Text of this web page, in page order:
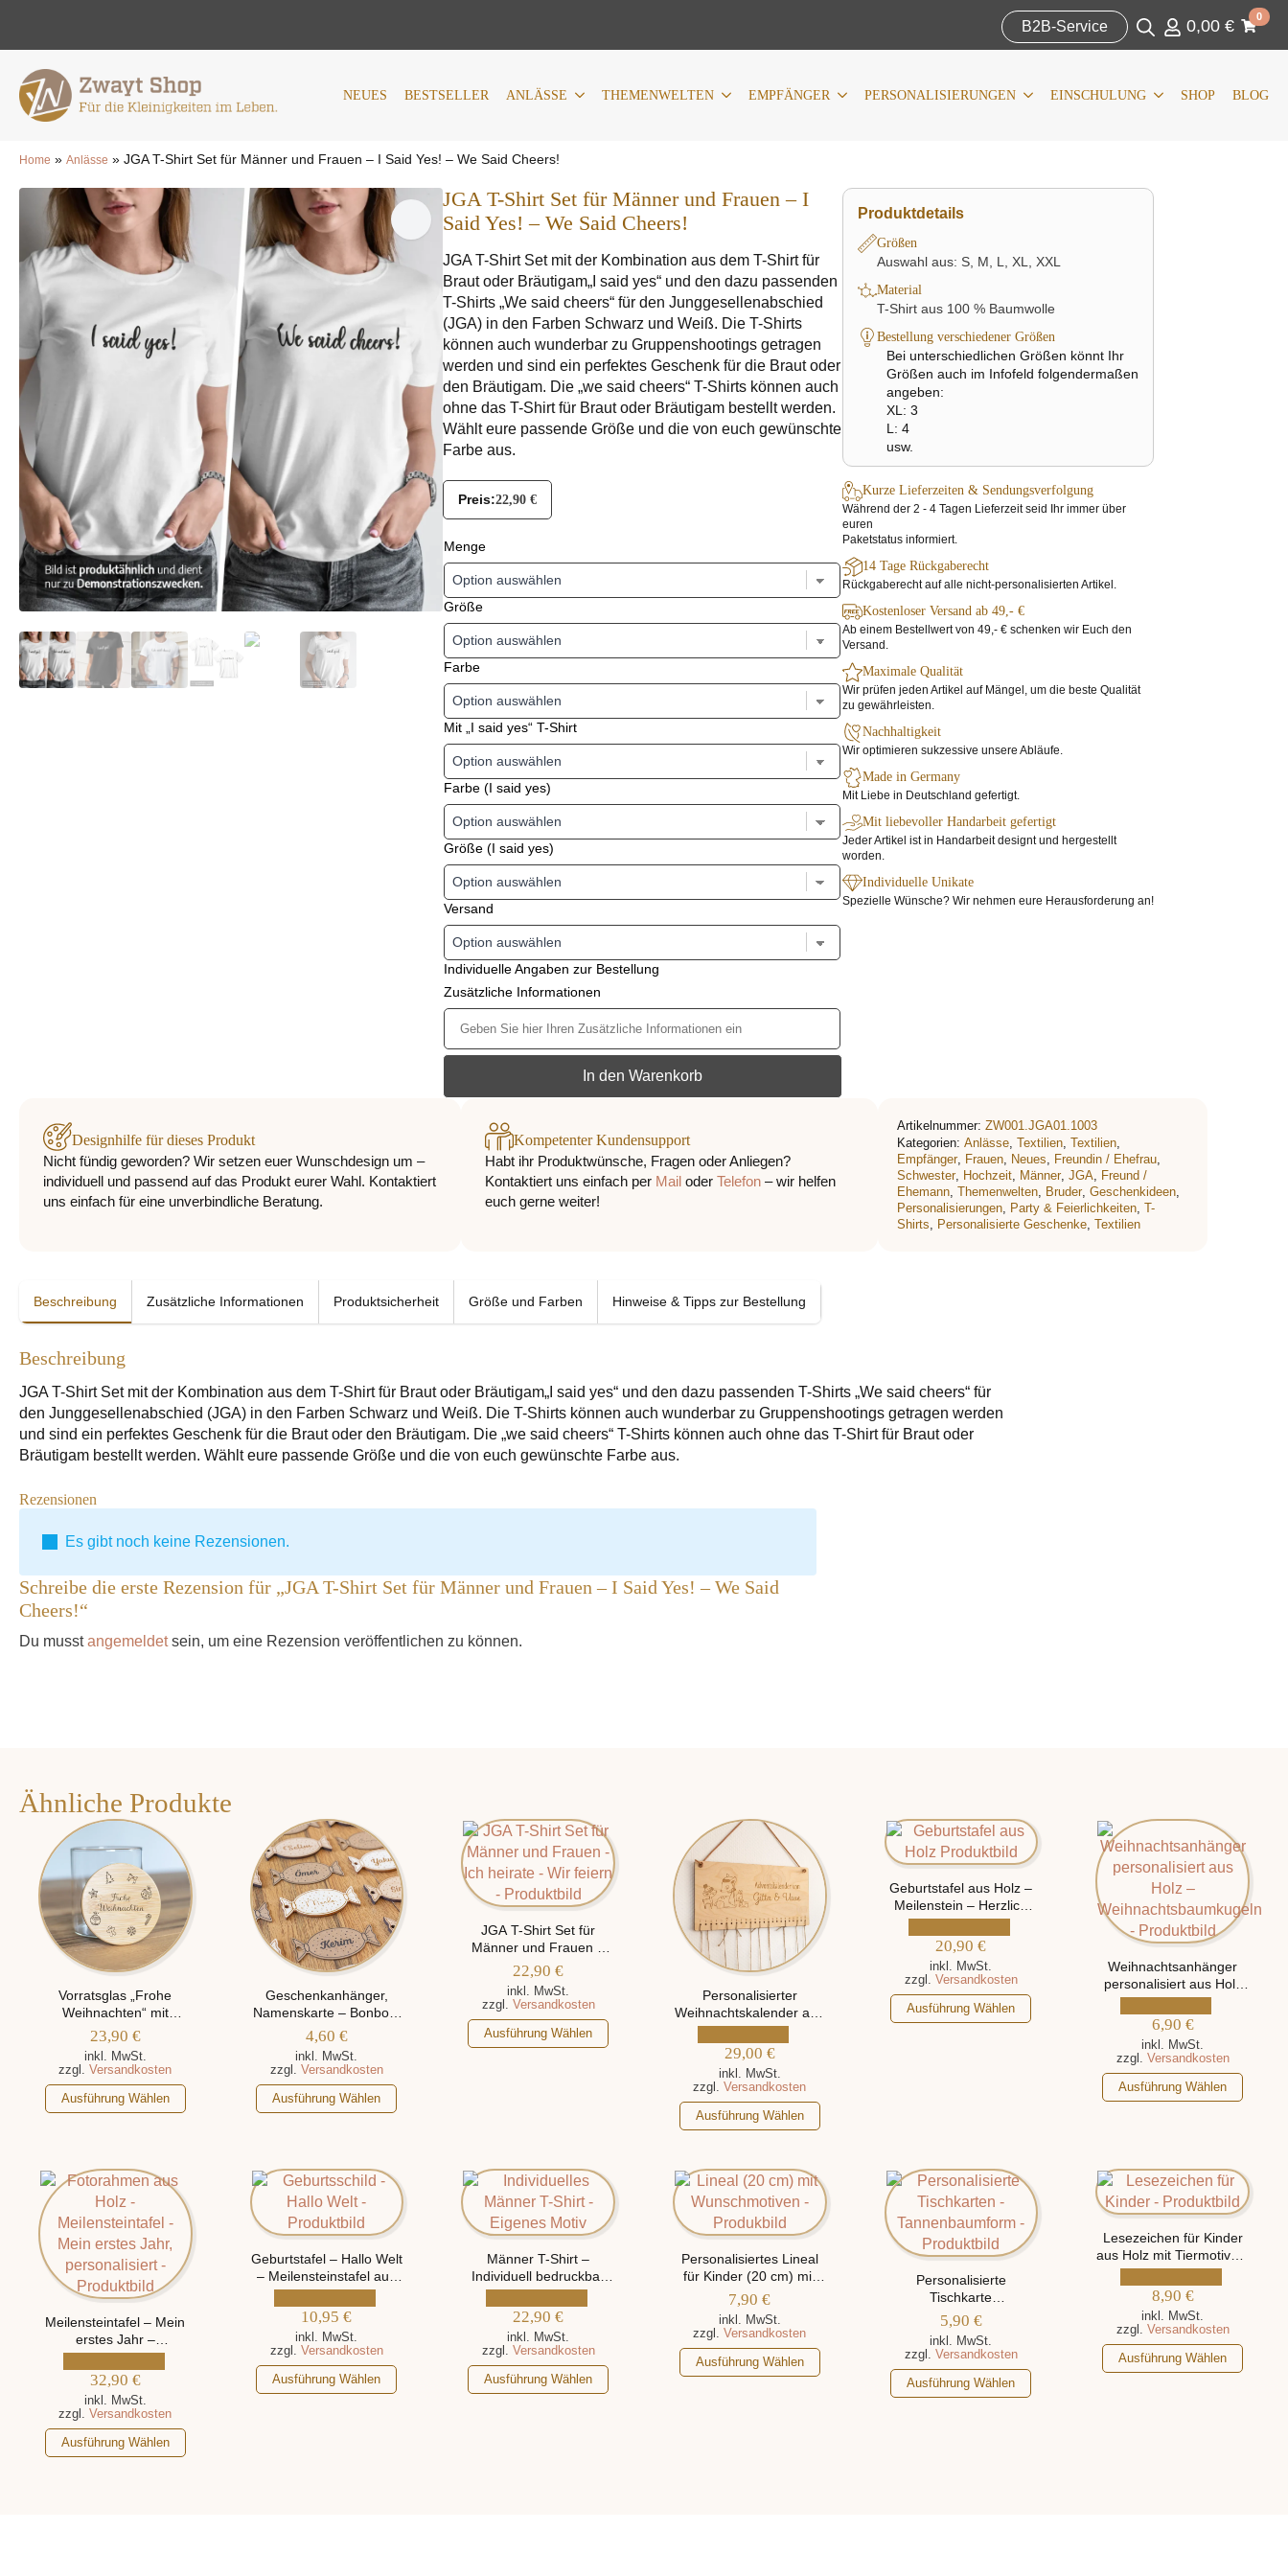
B2B-Service
Search
0,00 € 0
NEUES BESTSELLER ANLÄSSE THEMENWELTEN EMPFÄNGER PERSONALISIERUNGEN EINSCHULUNG SHOP BLOG
for:
KOMMUNION/KONFIRMATION SHOP BLOG
Home » Anlässe » JGA T-Shirt Set für Männer und Frauen – I Said Yes! – We Said Cheers!
JGA T-Shirt Set für Männer und Frauen – I
Said Yes! – We Said Cheers!
JGA T-Shirt Set mit der Kombination aus dem T-Shirt für
Braut oder Bräutigam„I said yes“ und den dazu passenden
T-Shirts „We said cheers“ für den Junggesellenabschied
(JGA) in den Farben Schwarz und Weiß. Die T-Shirts
können auch wunderbar zu Gruppenshootings getragen
werden und sind ein perfektes Geschenk für die Braut oder
den Bräutigam. Die „we said cheers“ T-Shirts können auch
ohne das T-Shirt für Braut oder Bräutigam bestellt werden.
Wählt eure passende Größe und die von euch gewünschte
Farbe aus.
Preis:22,90€
Menge
Größe
Farbe
Mit „I said yes“ T-Shirt
Farbe (I said yes)
Größe (I said yes)
Versand
Individuelle Angaben zur Bestellung
Zusätzliche Informationen
In den Warenkorb
Produktdetails
Größen
Auswahl aus: S, M, L, XL, XXL
Material
T-Shirt aus 100 % Baumwolle
Bestellung verschiedener Größen
Bei unterschiedlichen Größen könnt Ihr
Größen auch im Infofeld folgendermaßen
angeben:
XL: 3
L: 4
usw.
Kurze Lieferzeiten & Sendungsverfolgung
Während der 2 - 4 Tagen Lieferzeit seid Ihr immer über
euren
Paketstatus informiert.
14 Tage Rückgaberecht
Rückgaberecht auf alle nicht-personalisierten Artikel.
Kostenloser Versand ab 49,- €
Ab einem Bestellwert von 49,- € schenken wir Euch den
Versand.
Maximale Qualität
Wir prüfen jeden Artikel auf Mängel, um die beste Qualität
zu gewährleisten.
Nachhaltigkeit
Wir optimieren sukzessive unsere Abläufe.
Made in Germany
Mit Liebe in Deutschland gefertigt.
Mit liebevoller Handarbeit gefertigt
Jeder Artikel ist in Handarbeit designt und hergestellt
worden.
Individuelle Unikate
Spezielle Wünsche? Wir nehmen eure Herausforderung an!
Designhilfe für dieses Produkt
Nicht fündig geworden? Wir setzen euer Wunschdesign um –
individuell und passend auf das Produkt eurer Wahl. Kontaktiert
uns einfach für eine unverbindliche Beratung.
Kompetenter Kundensupport
Habt ihr Produktwünsche, Fragen oder Anliegen?
Kontaktiert uns einfach per Mail oderTelefon – wir helfen
euch gerne weiter!
Artikelnummer:ZW001.JGA01.1003
Kategorien:Anlässe ,Textilien ,Textilien
Empfänger Frauen Neues Freundin / Ehefrau
Schwester Hochzeit Männer ,JGA Freund /
Ehemann ,Themenwelten Bruder ,Geschenkideen
Personalisierungen Party & Feierlichkeiten ,T-
Shirts
Personalisierte Geschenke ,Textilien
Beschreibung Zusätzliche Informationen Produktsicherheit Größe und Farben Hinweise & Tipps zur Bestellung
Beschreibung
JGA T-Shirt Set mit der Kombination aus dem T-Shirt für Braut oder Bräutigam„I said yes“ und den dazu passenden T-Shirts „We said cheers“ für
den Junggesellenabschied (JGA) in den Farben Schwarz und Weiß. Die T-Shirts können auch wunderbar zu Gruppenshootings getragen werden
und sind ein perfektes Geschenk für die Braut oder den Bräutigam. Die „we said cheers“ T-Shirts können auch ohne das T-Shirt für Braut oder
Bräutigam bestellt werden. Wählt eure passende Größe und die von euch gewünschte Farbe aus.
Rezensionen
Es gibt noch keine Rezensionen.
Schreibe die erste Rezension für „JGA T-Shirt Set für Männer und Frauen – I Said Yes! – We Said
Cheers!“
Du musstangemeldetsein, um eine Rezension veröffentlichen zu können.
Ähnliche Produkte
Vorratsglas „Frohe
Weihnachten“ mit
verschiedenen
Weihnachtsmotiven
23,90 €
inkl. MwSt.
zzgl.Versandkosten
Ausführung Wählen
Dieses
Produkt
Varianten
auf.
Die
Optionen
können
auf
Produktseite
gewählt
werden
Geschenkanhänger,
Namenskarte – Bonbon,
Personalisiert Mit Namen
4,60 €
inkl. MwSt.
zzgl. Versandkosten
Ausführung Wählen
Dieses
Produkt
Varianten
Die
Optionen
können
auf
der
Produktseite
gewählt
werden
JGA T-Shirt Set für
Männer und Frauen –
Ich Heirate – Wir Feiern,
personalisiert mit Namen
22,90€
inkl. MwSt.
zzgl. Versandkosten
Ausführung Wählen
Dieses
Produkt
Optionen
können
auf
der
Produktseite
gewählt
Personalisierter
Weihnachtskalender aus
Holz mit Tiermotiv und
Namen
29,00 €
inkl. MwSt.
zzgl.Versandkosten
Ausführung Wählen
Dieses
Produkt
mehrere
Varianten
auf.
Die
Optionen
können
Produktseite
gewählt
Geburtstafel aus Holz –
Meilenstein – Herzlich
Willkommen auf der
Welt, personalisiert mit
Namen und
Geburtsdaten
20,90€
inkl. MwSt.
zzgl. Versandkosten
Ausführung Wählen
Dieses
Produkt
können
auf
der
Produktseite
gewählt
werden
Weihnachtsanhänger
personalisiert aus Holz
„Weihnachtsbaumkugeln“
6,90 €
inkl. MwSt.
zzgl. Versandkosten
Ausführung Wählen
Dieses
Produkt
Varianten
auf.
Die
Optionen
können
auf
Produktseite
gewählt
werden
Meilensteintafel – Mein
erstes Jahr –
Fotorahmen aus Holz,
personalisiert mit Namen
und Geburtsdaten
32,90 €
inkl. MwSt.
zzgl.Versandkosten
Ausführung Wählen
Dieses
Produkt
Geburtstafel – Hallo Welt
– Meilensteinstafel aus
Holz, personalisiert mit
Namen und
Geburtsdaten
10,95€
inkl. MwSt.
zzgl. Versandkosten
Ausführung Wählen
Dieses
Produkt
Männer T-Shirt –
Individuell bedruckbar
mit eigenem Motiv
22,90€
inkl. MwSt.
zzgl. Versandkosten
Ausführung Wählen
Dieses
Produkt
Personalisiertes Lineal
für Kinder (20 cm) mit
verschiedenen Motiven
7,90€
inkl. MwSt.
zzgl.Versandkosten
Ausführung Wählen
Dieses
Produkt
Personalisierte
Tischkarte
„Tannenbaum“ aus Holz
5,90 €
inkl. MwSt.
zzgl. Versandkosten
Ausführung Wählen
Dieses
Produkt
Lesezeichen für Kinder
aus Holz mit Tiermotiven,
personalisiert mit Name
8,90 €
inkl. MwSt.
zzgl. Versandkosten
Ausführung Wählen
Dieses
Produkt